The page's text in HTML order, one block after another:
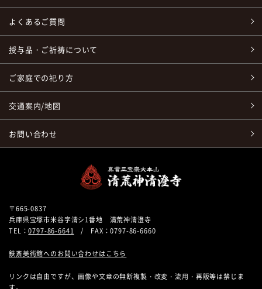
よくあるご質問
授与品・ご祈祷について
ご家庭での祀り方
交通案内/地図
お問い合わせ
〒665-0837
兵庫県宝塚市米谷字清シ1番地 清荒神清澄寺
TEL：0797-86-6641 / FAX：0797-86-6660
鉄斎美術館へのお問い合わせはこちら
リンクは自由ですが、画像や文章の無断複製・改変・流用・再販等は禁じま